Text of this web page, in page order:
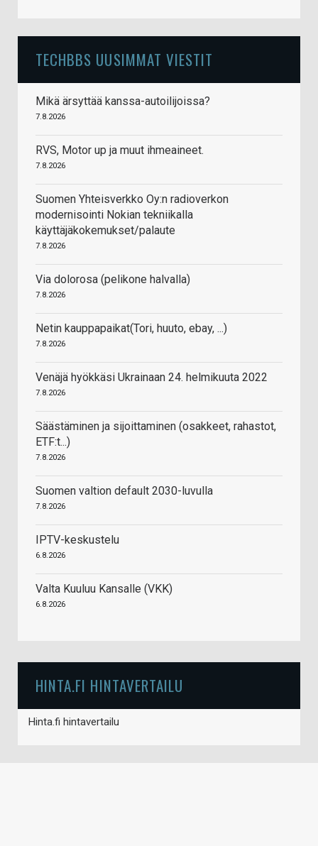
TECHBBS UUSIMMAT VIESTIT
Mikä ärsyttää kanssa-autoilijoissa?
7.8.2026
RVS, Motor up ja muut ihmeaineet.
7.8.2026
Suomen Yhteisverkko Oy:n radioverkon
modernisointi Nokian tekniikalla
käyttäjäkokemukset/palaute
7.8.2026
Via dolorosa (pelikone halvalla)
7.8.2026
Netin kauppapaikat(Tori, huuto, ebay, ...)
7.8.2026
Venäjä hyökkäsi Ukrainaan 24. helmikuuta 2022
7.8.2026
Säästäminen ja sijoittaminen (osakkeet, rahastot,
ETF:t...)
7.8.2026
Suomen valtion default 2030-luvulla
7.8.2026
IPTV-keskustelu
6.8.2026
Valta Kuuluu Kansalle (VKK)
6.8.2026
HINTA.FI HINTAVERTAILU
Hinta.fi hintavertailu